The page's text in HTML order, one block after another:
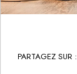
PARTAGEZ SUR :